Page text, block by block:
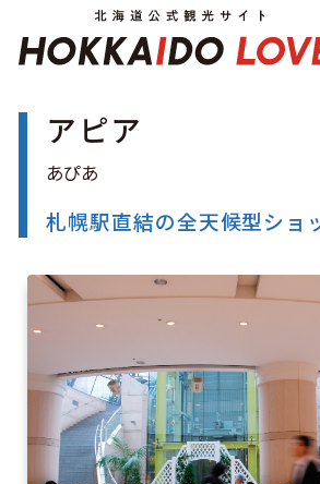
温泉 イベ
モデルコース エリ
グルメ 旅の
アクセス
アピア
札幌駅直結の全天候型ショ